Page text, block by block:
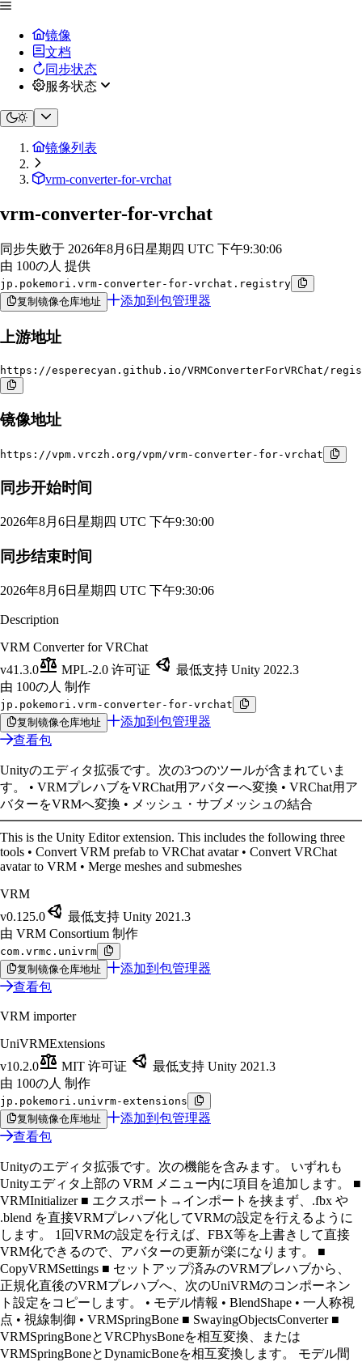
镜像
文档
同步状态
服务状态
镜像列表
vrm-converter-for-vrchat
vrm-converter-for-vrchat
同步失败于 2026年8月6日星期四 UTC 下午9:30:06
由 100の人 提供
jp.pokemori.vrm-converter-for-vrchat.registry
复制镜像仓库地址
添加到包管理器
上游地址
https://esperecyan.github.io/VRMConverterForVRChat/
镜像地址
https://vpm.vrczh.org/vpm/vrm-converter-for-vrchat
同步开始时间
2026年8月6日星期四 UTC 下午9:30:00
同步结束时间
2026年8月6日星期四 UTC 下午9:30:06
Description
VRM Converter for VRChat
v41.3.0
MPL-2.0 许可证
最低支持 Unity 2022.3
由 100の人 制作
jp.pokemori.vrm-converter-for-vrchat
复制镜像仓库地址
添加到包管理器
查看包
Unityのエディタ拡張です。次の3つのツールが含まれていま
す。 • VRMプレハブをVRChat用アバターへ変換 • VRChat用ア
バターをVRMへ変換 • メッシュ・サブメッシュの結合
This is the Unity Editor extension. This includes the following three
tools • Convert VRM prefab to VRChat avatar • Convert VRChat
avatar to VRM • Merge meshes and submeshes
VRM
v0.125.0
最低支持 Unity 2021.3
由 VRM Consortium 制作
com.vrmc.univrm
复制镜像仓库地址
添加到包管理器
查看包
VRM importer
UniVRMExtensions
v10.2.0
MIT 许可证
最低支持 Unity 2021.3
由 100の人 制作
jp.pokemori.univrm-extensions
复制镜像仓库地址
添加到包管理器
查看包
Unityのエディタ拡張です。次の機能を含みます。 いずれも
Unityエディタ上部の VRM メニュー内に項目を追加します。 ■
VRMInitializer ■ エクスポート→インポートを挟まず、.fbx や
.blend を直接VRMプレハブ化してVRMの設定を行えるように
します。 1回VRMの設定を行えば、FBX等を上書きして直接
VRM化できるので、アバターの更新が楽になります。 ■
CopyVRMSettings ■ セットアップ済みのVRMプレハブから、
正規化直後のVRMプレハブへ、次のUniVRMのコンポーネン
ト設定をコピーします。 • モデル情報 • BlendShape • 一人称視
点 • 視線制御 • VRMSpringBone ■ SwayingObjectsConverter ■
VRMSpringBoneとVRCPhysBoneを相互変換、または
VRMSpringBoneとDynamicBoneを相互変換します。 モデル間